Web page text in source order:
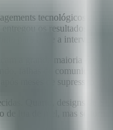
tecnológicos
os resultados de
para onde a intervenção
a grande maioria dos
falhas de
meses de supressão
Quarto, designs de
lua de mel, mas se